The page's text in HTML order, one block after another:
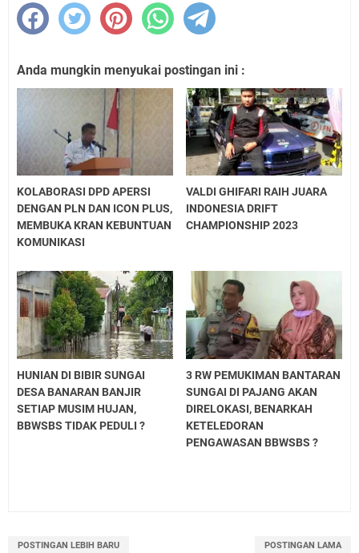
Anda mungkin menyukai postingan ini :
KOLABORASI DPD APERSI
DENGAN PLN DAN ICON PLUS,
MEMBUKA KRAN KEBUNTUAN
KOMUNIKASI
VALDI GHIFARI RAIH JUARA
INDONESIA DRIFT
CHAMPIONSHIP 2023
HUNIAN DI BIBIR SUNGAI
DESA BANARAN BANJIR
SETIAP MUSIM HUJAN,
BBWSBS TIDAK PEDULI ?
3 RW PEMUKIMAN BANTARAN
SUNGAI DI PAJANG AKAN
DIRELOKASI, BENARKAH
KETELEDORAN
PENGAWASAN BBWSBS ?
POSTINGAN LEBIH BARU POSTINGAN LAMA